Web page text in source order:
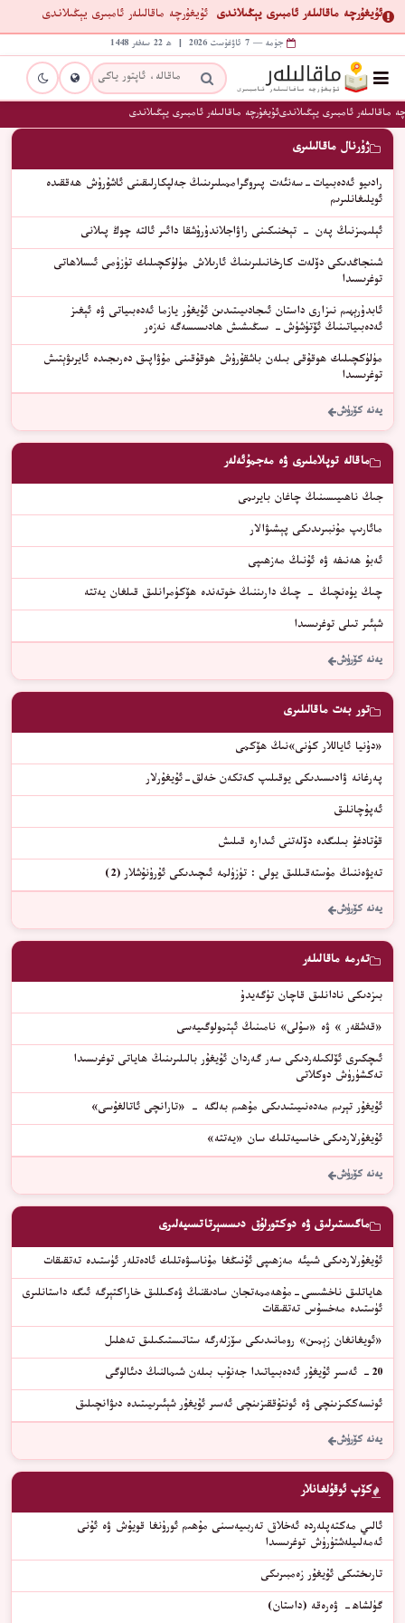
ئۇيغۇرچە ماقالىلەر ئامبىرى يېڭىلاندى ئۇيغۇرچە ماقالىلەر ئامبىرى يېڭىلاندى
جۈمە — 7 ئاۋغۇست 2026 | ھ 22 سەفەر 1448
ماقالىلەر ئامبىرى يېڭىلاندىئۇيغۇرچە ماقالىلەر ئامبىرى يېڭىلاندى
ژۇرنال ماقالىلىرى
رادىيو ئەدەبىيات-سەنئەت پىروگراممىلىرىنىڭ جەلپكارلىقىنى ئاشۇرۇش ھەققىدە
ئويلىغانلىرىم
ئېلىمىزنىڭ پەن - تېخنىكىنى راۋاجلاندۇرۇشقا دائىر ئالتە چوڭ پىلانى
شىنجاڭدىكى دۆلەت كارخانىلىرىنىڭ ئارىلاش مۈلۈكچىلىك تۈزۈمى ئىسلاھاتى
توغرىسىدا
ئابدۇرېھىم نىزارى داستان ئىجادىيىتىدىن ئۇيغۇر يازما ئەدەبىياتى ۋە ئېغىز
ئەدەبىياتىنىڭ ئۆتۈشۈش- سىڭىشىش ھادىسىسەگە نەزەر
مۈلۈكچىلىك ھوقۇقى بىلەن باشقۇرۇش ھوقۇقىنى مۇۋاپىق دەرىجىدە ئايرىۋېتىش
توغرىسىدا
يەنە كۆرۈش
ماقالە توپلاملىرى ۋە مەجمۇئەلەر
جىڭ ناھىيىسىنىڭ چاغان بايرىمى
مائارىپ مۇنبىرىدىكى پېشىۋالار
ئەبۇ ھەنىفە ۋە ئۇنىڭ مەزھىپى
چىڭ يۈەنچىڭ - چىڭ دارىننىڭ خوتەندە ھۆكۈمرانلىق قىلغان يەتتە
شېئىر تىلى توغرىسىدا
يەنە كۆرۈش
تور بەت ماقالىلىرى
«دۇنيا ئاياللار كۈنى»نىڭ ھۆكمى
پەرغانە ۋادىسىدىكى يوقىلىپ كەتكەن خەلق-ئۇيغۇرلار
ئەپۇچانلىق
قۇتادغۇ بىلىگدە دۆلەتنى ئىدارە قىلىش
تەيۋەننىڭ مۇستەقىللىق يولى : تۈزۈلمە ئىچىدىكى ئۇرۇنۇشلار (2)
يەنە كۆرۈش
تەرمە ماقالىلەر
بىزدىكى نادانلىق قاچان تۈگەيدۇ
«قەشقەر » ۋە «سۇلى» نامىنىڭ ئېتمولوگىيەسى
ئىچكىرى ئۆلكىلەردىكى سەر گەردان ئۇيغۇر بالىلىرىنىڭ ھاياتى توغرىسىدا
تەكشۈرۈش دوكلاتى
ئۇيغۇر تېرىم مەدەنىيىتىدىكى مۇھىم بەلگە – «تارانچى ئاتالغۇسى»
ئۇيغۇرلاردىكى خاسىيەتلىك سان «يەتتە»
يەنە كۆرۈش
ماگىستىرلىق ۋە دوكتورلۇق دىسسېرتاتسىيەلىرى
ئۇيغۇرلاردىكى شىيئە مەزھىپى ئۇنىڭغا مۇناسىۋەتلىك ئادەتلەر ئۈستىدە تەتقىقات
ھاياتلىق ناخشىسى-مۇھەممەتجان سادىقنىڭ ۋەكىللىق خاراكتېرگە ئىگە داستانلىرى
ئۈستىدە مەخسۇس تەتقىقات
«ئويغانغان زېمىن» رومانىدىكى سۆزلەرگە ستاتىستىكىلىق تەھلىل
20- ئەسىر ئۇيغۇر ئەدەبىياتىدا جەنۇب بىلەن شىمالنىڭ دىئالوگى
ئونسەككىزىنچى ۋە ئونتۇققىزىنچى ئەسىر ئۇيغۇر شېئىرىيىتىدە دىۋانچىلىق
يەنە كۆرۈش
كۆپ ئوقۇلغانلار
ئالىي مەكتەپلەردە ئەخلاق تەربىيەسىنى مۇھىم ئورۇنغا قويۇش ۋە ئۇنى
ئەمەلىيلەشتۈرۈش توغرىسىدا
ﺗﺎﺭﯨﺨﺘﯩﻜﻰ ﺋﯘﻳﻐﯘﺭ ﺯﻩﻣﺒﯩﺮﯨﻜﻰ
گۈلشاھ- ۋەرەقە (داستان)